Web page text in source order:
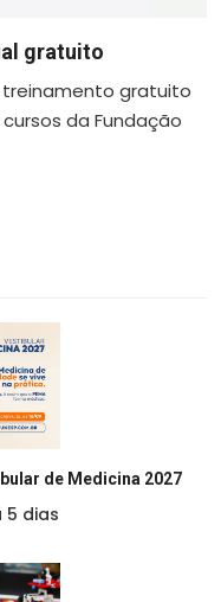
gratuito
treinamento gratuito
da Fundação
de Medicina 2027
5 dias